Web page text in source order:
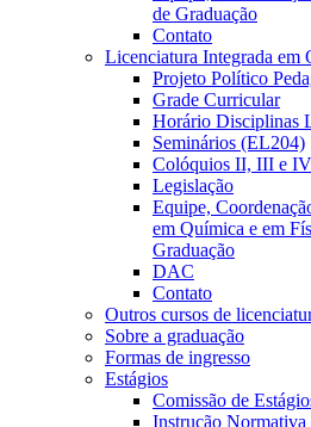
de Graduação
Contato
Licenciatura Integrada em
Projeto Político
Grade Curricular
Horário Disciplinas
Seminários (EL204)
Colóquios II, III e
Legislação
Equipe,
em Química e em
Graduação
DAC
Contato
Outros cursos de
Sobre a graduação
Formas de ingresso
Estágios
Comissão de
Instrução Normativa